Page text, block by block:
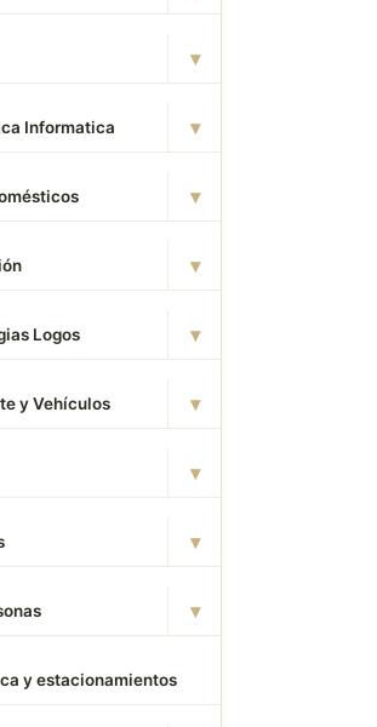
▾
Informatica ▾
▾
▾
Logos ▾
y Vehículos ▾
▾
▾
▾
y estacionamientos